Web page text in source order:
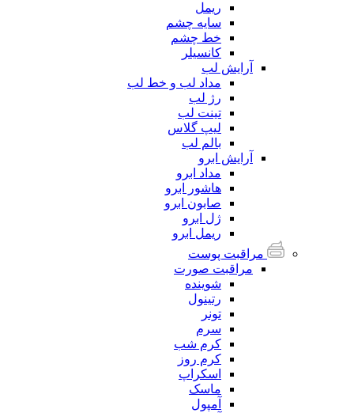
ریمل
سایه چشم
خط چشم
کانسیلر
آرایش لب
مداد لب و خط لب
رژ لب
تینت لب
لیپ گلاس
بالم لب
آرایش ابرو
مداد ابرو
هاشور ابرو
صابون ابرو
ژل ابرو
ریمل ابرو
مراقبت پوست
مراقبت صورت
شوینده
رتینول
تونر
سرم
کرم شب
کرم روز
اسکراپ
ماسک
آمپول